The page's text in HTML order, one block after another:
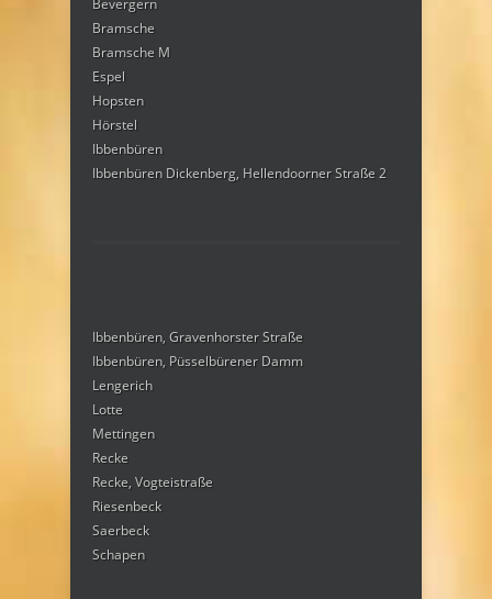
Bramsche
Bramsche M
Espel
Hopsten
Hörstel
Ibbenbüren
Ibbenbüren Dickenberg, Hellendoorner Straße 2
Ibbenbüren, Gravenhorster Straße
Ibbenbüren, Püsselbürener Damm
Lengerich
Lotte
Mettingen
Recke
Recke, Vogteistraße
Riesenbeck
Saerbeck
Schapen